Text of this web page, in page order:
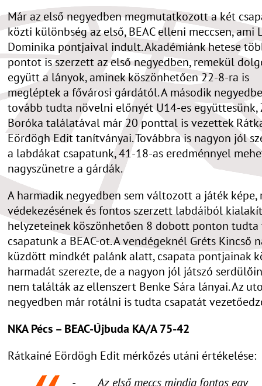
Már az első negyedben megmutatkozott a két
közti különbség az első, BEAC elleni meccsen, ami
Dominika pontjaival indult. Akadémiánk hetese
pontot is szerzett az első negyedben, remekül
együtt a lányok, aminek köszönhetően 22-8-ra is
megléptek a fővárosi gárdától. A második
tovább tudta növelni előnyét U14-es együttesünk,
Boróka találatával már 20 ponttal is vezettek
Eördögh Edit tanítványai. Továbbra is nagyon jól
a labdákat csapatunk, 41-18-as eredménnyel
nagyszünetre a gárdák.
A harmadik negyedben sem változott a játék képe,
védekezésének és fontos szerzett labdáiból
helyzeteinek köszönhetően 8 dobott ponton
csapatunk a BEAC-ot. A vendégeknél Gréts Kincső
küzdött mindkét palánk alatt, csapata pontjainak
harmadát szerezte, de a nagyon jól játszó
nem találták az ellenszert Benke Sára lányai. Az
negyedben már rotálni is tudta csapatát
NKA Pécs – BEAC-Újbuda KA/A 75-42
Rátkainé Eördögh Edit mérkőzés utáni értékelése:
- Az első meccs mindig fontos egy